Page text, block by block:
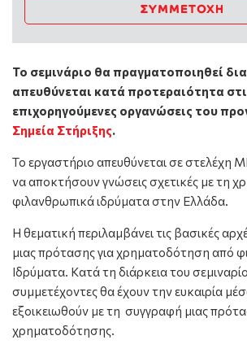
ΣΥΜΜΕΤΟΧΉ
Το σεμινάριο θα πραγματοποιηθεί
απευθύνεται κατά προτεραιότητα
επιχορηγούμενες οργανώσεις του
Σημεία Στήριξης.
Το εργαστήριο απευθύνεται σε στελέχη
να αποκτήσουν γνώσεις σχετικές με τη
φιλανθρωπικά ιδρύματα στην Ελλάδα.
Η θεματική περιλαμβάνει τις βασικές
μιας πρότασης για χρηματοδότηση από
Ιδρύματα. Κατά τη διάρκεια του
συμμετέχοντες θα έχουν την ευκαιρία
εξοικειωθούν με τη συγγραφή μιας
χρηματοδότησης.